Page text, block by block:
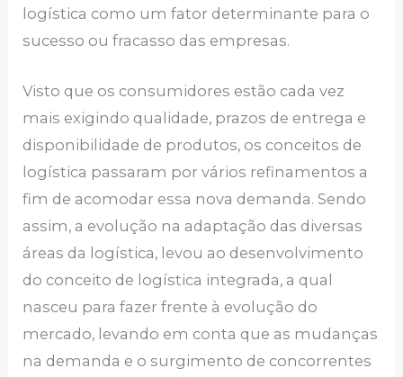
logística como um fator determinante para o
sucesso ou fracasso das empresas.
Visto que os consumidores estão cada vez
mais exigindo qualidade, prazos de entrega e
disponibilidade de produtos, os conceitos de
logística passaram por vários refinamentos a
fim de acomodar essa nova demanda. Sendo
assim, a evolução na adaptação das diversas
áreas da logística, levou ao desenvolvimento
do conceito de logística integrada, a qual
nasceu para fazer frente à evolução do
mercado, levando em conta que as mudanças
na demanda e o surgimento de concorrentes